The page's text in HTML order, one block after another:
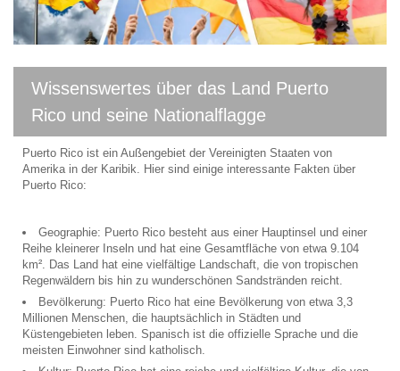
Wissenswertes über das Land Puerto
Rico und seine Nationalflagge
Puerto Rico ist ein Außengebiet der Vereinigten Staaten von
Amerika in der Karibik. Hier sind einige interessante Fakten über
Puerto Rico:
Geographie: Puerto Rico besteht aus einer Hauptinsel und einer
Reihe kleinerer Inseln und hat eine Gesamtfläche von etwa 9.104
km². Das Land hat eine vielfältige Landschaft, die von tropischen
Regenwäldern bis hin zu wunderschönen Sandstränden reicht.
Bevölkerung: Puerto Rico hat eine Bevölkerung von etwa 3,3
Millionen Menschen, die hauptsächlich in Städten und
Küstengebieten leben. Spanisch ist die offizielle Sprache und die
meisten Einwohner sind katholisch.